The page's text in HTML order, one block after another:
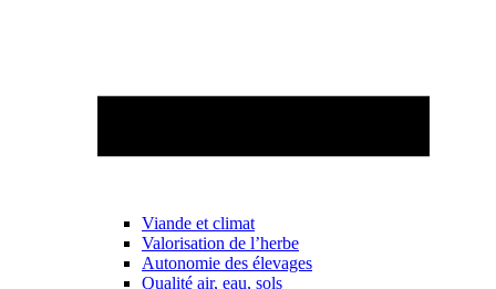
Viande et climat
Valorisation de l’herbe
Autonomie des élevages
Qualité air, eau, sols